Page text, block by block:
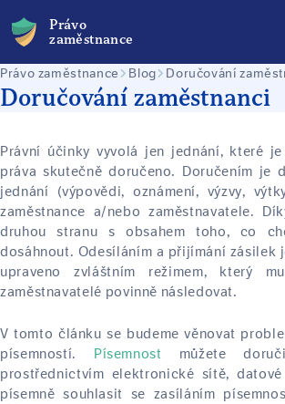
Právo
zaměstnance
Doručování zaměstnanci
Právo zaměstnance Blog Doručování
Právní účinky vyvolá jen jednání, které
práva skutečně doručeno. Doručením je
jednání (výpovědi, oznámení, výzvy,
zaměstnance a/nebo zaměstnavatele.
druhou stranu s obsahem toho, co
dosáhnout. Odesíláním a přijímání zásilek
upraveno zvláštním režimem, který
zaměstnavatelé povinně následovat.
V tomto článku se budeme věnovat
písemností. Písemnost můžete
prostřednictvím elektronické sítě,
písemně souhlasit se zasíláním